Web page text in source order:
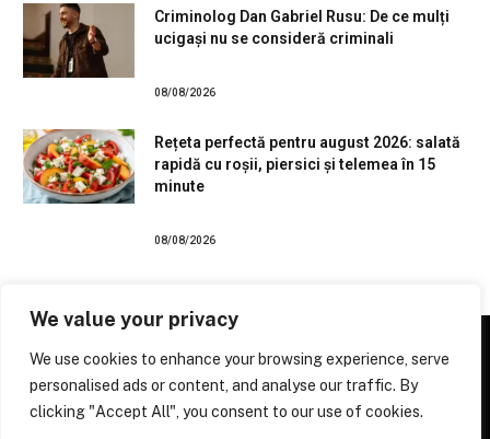
We value your privacy
We use cookies to enhance your browsing experience, serve
personalised ads or content, and analyse our traffic. By
clicking "Accept All", you consent to our use of cookies.
Criminolog Dan Gabriel Rusu: De ce mulți
ucigași nu se consideră criminali
08/08/2026
Rețeta perfectă pentru august 2026: salată
rapidă cu roșii, piersici și telemea în 15
minute
08/08/2026
Facebook
(Twitter)
Pinterest